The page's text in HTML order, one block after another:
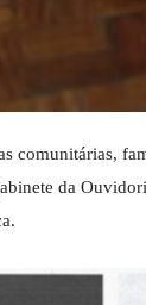
comunitárias,
da